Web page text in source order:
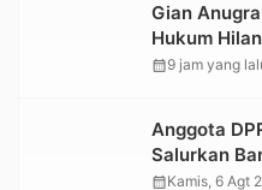
Gian
Hukum
tidak Larut
calendar_month9 jam yang
Anggota
Salurkan
Terdampak
calendar_monthKamis, 6 Agt